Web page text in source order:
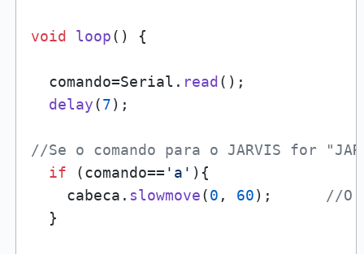
void loop() {
  comando=Serial.
read ();
delay(7);
//Se o comando para o JARVIS for
if (comando== 'a' ){
    cabeca.
slowmove(0 , 60); //O
  }